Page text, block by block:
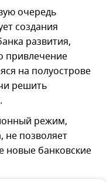
очередь
создания
развития,
привлечение
на полуострове
решить
режим,
позволяет
новые банковские